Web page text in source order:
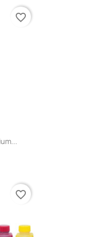
favorite_border
favorite_border